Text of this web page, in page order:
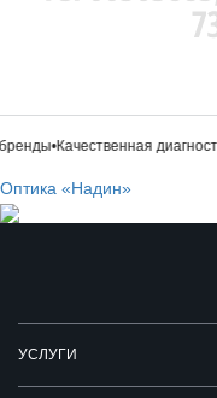
•Качественная
Оптика «Надин»
УСЛУГИ